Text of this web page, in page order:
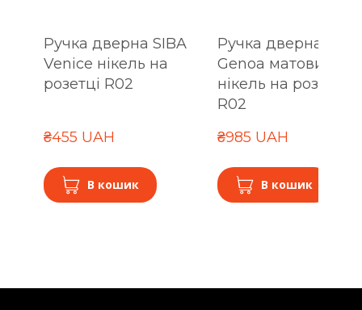
Ручка дверна SIBA
Venice нікель на
розетці R02
₴455 UAH
В кошик
Ручка дверна SIBA
Genoa матовий
нікель на розетці
R02
₴985 UAH
В кошик